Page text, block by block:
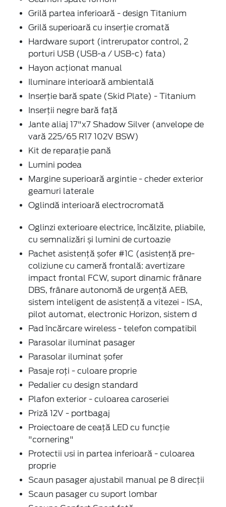
Grilă partea inferioară - design Titanium
Grilă superioară cu inserție cromată
Hardware suport (intrerupator control, 2
porturi USB (USB-a / USB-c) fata)
Hayon acționat manual
Iluminare interioară ambientală
Inserție bară spate (Skid Plate) - Titanium
Inserții negre bară față
Jante aliaj 17"x7 Shadow Silver (anvelope de
vară 225/65 R17 102V BSW)
Kit de reparație pană
Lumini podea
Margine superioară argintie - cheder exterior
geamuri laterale
Oglindă interioară electrocromată
Oglinzi exterioare electrice, încălzite, pliabile,
cu semnalizări și lumini de curtoazie
Pachet asistență șofer #1C (asistență pre-
coliziune cu cameră frontală: avertizare
impact frontal FCW, suport dinamic frânare
DBS, frânare autonomă de urgență AEB,
sistem inteligent de asistență a vitezei - ISA,
pilot automat, electronic Horizon, sistem d
Pad încărcare wireless - telefon compatibil
Parasolar iluminat pasager
Parasolar iluminat șofer
Pasaje roți - culoare proprie
Pedalier cu design standard
Plafon exterior - culoarea caroseriei
Priză 12V - portbagaj
Proiectoare de ceață LED cu funcție
"cornering"
Protectii usi in partea inferioară - culoarea
proprie
Scaun pasager ajustabil manual pe 8 direcții
Scaun pasager cu suport lombar